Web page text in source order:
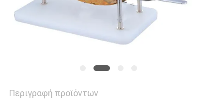
Περιγραφή προϊόντων